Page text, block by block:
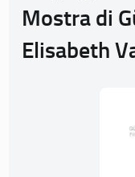
Mostra di
Elisabeth